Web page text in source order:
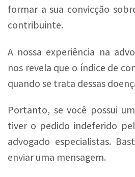
formar a sua convicção
contribuinte.
A nossa experiência na
nos revela que o índice de
quando se trata dessas
Portanto, se você possui
tiver o pedido indeferido
advogado especialistas.
enviar uma mensagem.